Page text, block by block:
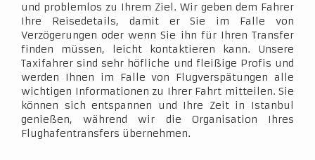
und problemlos zu Ihrem Ziel. Wir geben dem Fahrer
Ihre Reisedetails, damit er Sie im Falle von
Verzögerungen oder wenn Sie ihn für Ihren Transfer
finden müssen, leicht kontaktieren kann. Unsere
Taxifahrer sind sehr höfliche und fleißige Profis und
werden Ihnen im Falle von Flugverspätungen alle
wichtigen Informationen zu Ihrer Fahrt mitteilen. Sie
können sich entspannen und Ihre Zeit in Istanbul
genießen, während wir die Organisation Ihres
Flughafentransfers übernehmen.